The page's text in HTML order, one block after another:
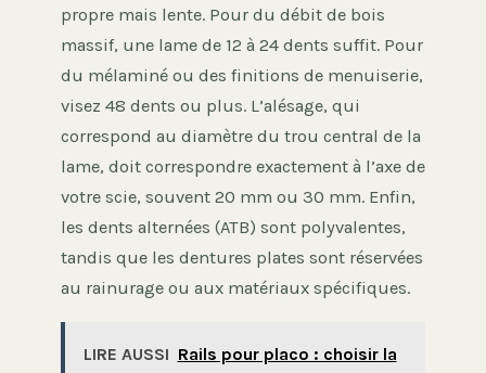
propre mais lente. Pour du débit de bois
massif, une lame de 12 à 24 dents suffit. Pour
du mélaminé ou des finitions de menuiserie,
visez 48 dents ou plus. L’alésage, qui
correspond au diamètre du trou central de la
lame, doit correspondre exactement à l’axe de
votre scie, souvent 20 mm ou 30 mm. Enfin,
les dents alternées (ATB) sont polyvalentes,
tandis que les dentures plates sont réservées
au rainurage ou aux matériaux spécifiques.
LIRE AUSSI Rails pour placo : choisir la